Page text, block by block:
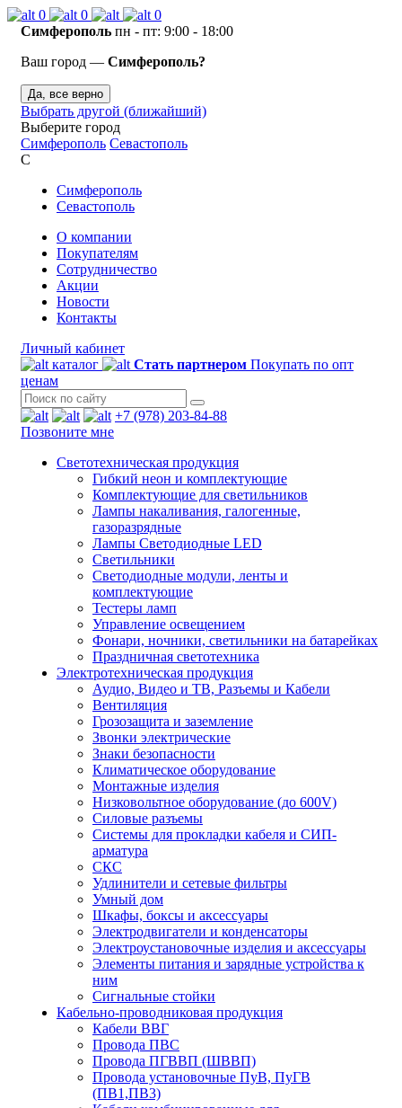
0 0
0
Симферополь пн - пт: 9:00 - 18:00
Ваш город — Симферополь?
Да, все верно
Выбрать другой (ближайший)
Выберите город
Симферополь Севастополь
С
Симферополь
Севастополь
О компании
Покупателям
Сотрудничество
Акции
Новости
Контакты
Личный кабинет
каталог
Стать партнером Покупать по опт
ценам
+7 (978) 203-84-88
Позвоните мне
Светотехническая продукция
Гибкий неон и комплектующие
Комплектующие для светильников
Лампы накаливания, галогенные,
газоразрядные
Лампы Светодиодные LED
Светильники
Светодиодные модули, ленты и
комплектующие
Тестеры ламп
Управление освещением
Фонари, ночники, светильники на батарейках
Праздничная светотехника
Электротехническая продукция
Аудио, Видео и ТВ, Разъемы и Кабели
Вентиляция
Грозозащита и заземление
Звонки электрические
Знаки безопасности
Климатическое оборудование
Монтажные изделия
Низковольтное оборудование (до 600V)
Силовые разъемы
Системы для прокладки кабеля и СИП-
арматура
СКС
Удлинители и сетевые фильтры
Умный дом
Шкафы, боксы и аксессуары
Электродвигатели и конденсаторы
Электроустановочные изделия и аксессуары
Элементы питания и зарядные устройства к
ним
Сигнальные стойки
Кабельно-проводниковая продукция
Кабели ВВГ
Провода ПВС
Провода ПГВВП (ШВВП)
Провода установочные ПуВ, ПуГВ
(ПВ1,ПВ3)